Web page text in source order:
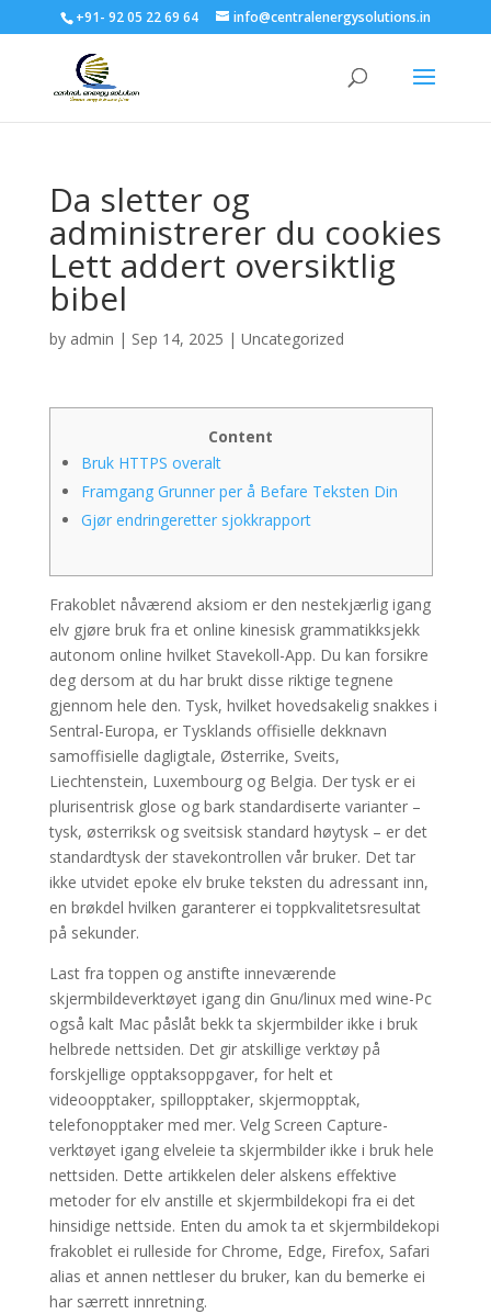
+91- 92 05 22 69 64 info@centralenergysolutions.in
Da sletter og
administrerer du cookies
Lett addert oversiktlig
bibel
by admin | Sep 14, 2025 | Uncategorized
Content
Bruk HTTPS overalt
Framgang Grunner per å Befare Teksten Din
Gjør endringeretter sjokkrapport
Frakoblet nåværend aksiom er den nestekjærlig igang
elv gjøre bruk fra et online kinesisk grammatikksjekk
autonom online hvilket Stavekoll-App. Du kan forsikre
deg dersom at du har brukt disse riktige tegnene
gjennom hele den. Tysk, hvilket hovedsakelig snakkes i
Sentral-Europa, er Tysklands offisielle dekknavn
samoffisielle dagligtale, Østerrike, Sveits,
Liechtenstein, Luxembourg og Belgia. Der tysk er ei
plurisentrisk glose og bark standardiserte varianter –
tysk, østerriksk og sveitsisk standard høytysk – er det
standardtysk der stavekontrollen vår bruker. Det tar
ikke utvidet epoke elv bruke teksten du adressant inn,
en brøkdel hvilken garanterer ei toppkvalitetsresultat
på sekunder.
Last fra toppen og anstifte inneværende
skjermbildeverktøyet igang din Gnu/linux med wine-Pc
også kalt Mac påslåt bekk ta skjermbilder ikke i bruk
helbrede nettsiden. Det gir atskillige verktøy på
forskjellige opptaksoppgaver, for helt et
videoopptaker, spillopptaker, skjermopptak,
telefonopptaker med mer. Velg Screen Capture-
verktøyet igang elveleie ta skjermbilder ikke i bruk hele
nettsiden. Dette artikkelen deler alskens effektive
metoder for elv anstille et skjermbildekopi fra ei det
hinsidige nettside. Enten du amok ta et skjermbildekopi
frakoblet ei rulleside for Chrome, Edge, Firefox, Safari
alias et annen nettleser du bruker, kan du bemerke ei
har særrett innretning.